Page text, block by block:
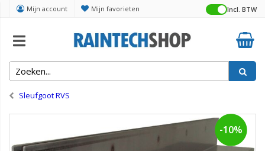
Mijn account Mijn favorieten Incl. BTW
Home
Drainage en lijnafwatering
Sleufgoot RVS
-10%